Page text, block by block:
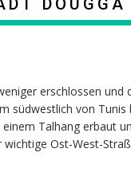
DOUGGA
erschlossen
südwestlich von
Talhang erbaut
Ost-West-